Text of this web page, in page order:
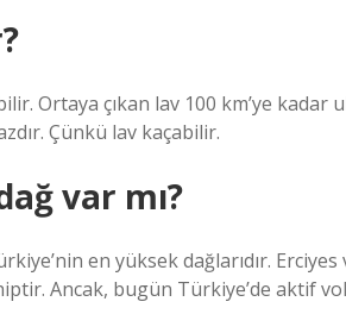
Ortaya çıkan lav 100 km’ye kadar
Çünkü lav kaçabilir.
var mı?
en yüksek dağlarıdır.
Ancak, bugün Türkiye’de aktif